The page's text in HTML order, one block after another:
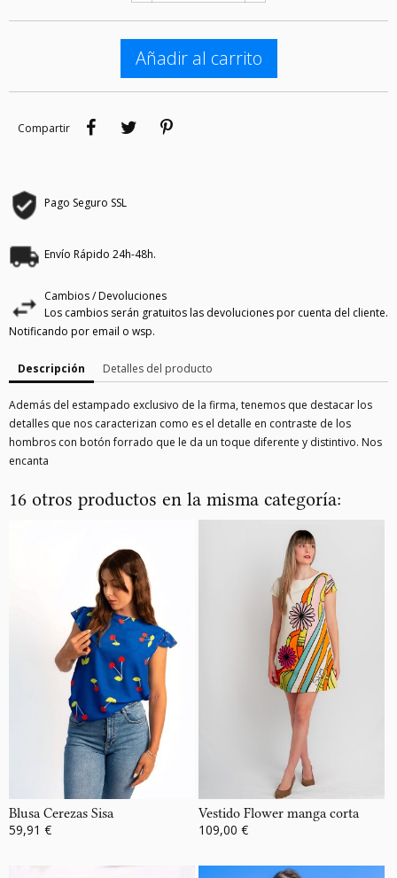
Añadir al carrito
Compartir
CompartirTuitear
Pago Seguro SSL
Envío Rápido 24h-48h.
Cambios / Devoluciones
Los cambios serán gratuitos las devoluciones por cuenta del cliente.
Notificando por email o wsp.
Descripción Detalles del producto
Además del estampado exclusivo de la firma, tenemos que destacar los
detalles que nos caracterizan como es el detalle en contraste de los
hombros con botón forrado que le da un toque diferente y distintivo. Nos
encanta
16 otros productos en la misma categoría:
Blusa Cerezas Sisa
59,91 €
Vestido Flower manga corta
109,00 €